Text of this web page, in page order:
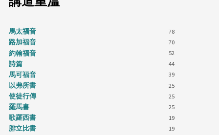
馬太福音 78
路加福音 70
約翰福音 52
詩篇 44
馬可福音 39
以弗所書 25
使徒行傳 25
羅馬書 25
歌羅西書 19
腓立比書 19